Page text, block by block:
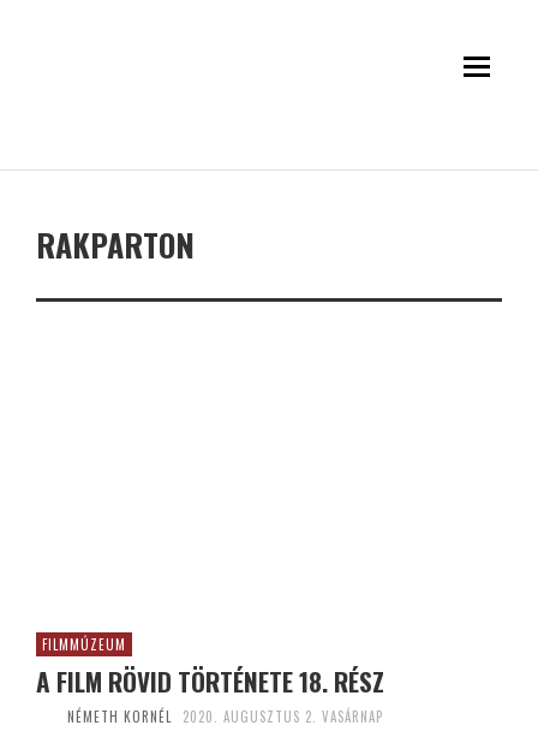
RAKPARTON
FILMMÚZEUM
A FILM RÖVID TÖRTÉNETE 18. RÉSZ
NÉMETH KORNÉL 2020. AUGUSZTUS 2. VASÁRNAP